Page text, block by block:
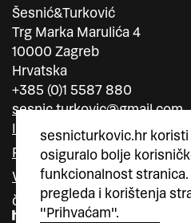
sesnicturkovic.hr koristi
osiguralo bolje
funkcionalnost
pregleda i korištenja
"Prihvaćam".
Šesnić&Turković
Trg Marka Marulića 4
10000 Zagreb
Hrvatska
+385 (0)1 5587 880
sesnic.turkovic@gmail.com
Instagram
Facebook
Vimeo
član
član